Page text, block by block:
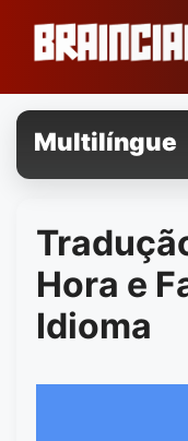
conteúdo
Multilíngue
Hora e
Idioma